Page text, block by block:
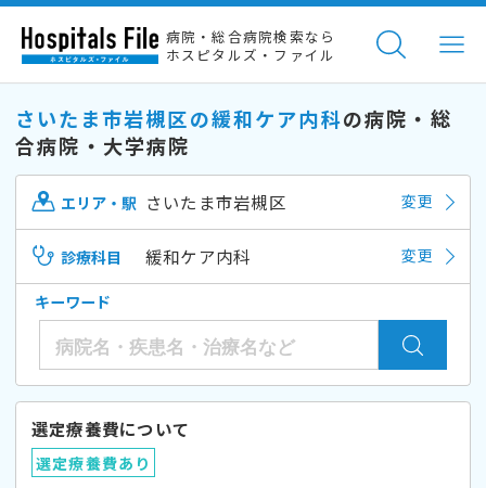
病院・総合病院検索なら
ホスピタルズ・ファイル
さいたま市岩槻区の緩和ケア内科の病院・総
合病院・大学病院
エリア・駅 さいたま市岩槻区 変更
診療科目 緩和ケア内科 変更
キーワード
選定療養費について
選定療養費あり